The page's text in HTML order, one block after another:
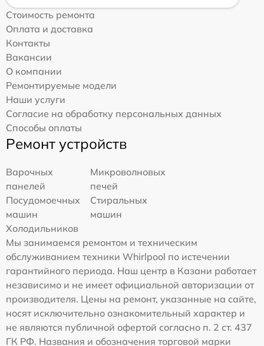
Стоимость ремонта
Оплата и доставка
Контакты
Вакансии
О компании
Ремонтируемые модели
Наши услуги
Согласие на обработку персональных данных
Способы оплаты
Ремонт устройств
Варочных
панелей
Микроволновых
печей
Посудомоечных
машин
Стиральных
машин
Холодильников
Мы занимаемся ремонтом и техническим
обслуживанием техники Whirlpool по истечении
гарантийного периода. Наш центр в Казани работает
независимо и не имеет официальной авторизации от
производителя. Цены на ремонт, указанные на сайте,
носят исключительно ознакомительный характер и
не являются публичной офертой согласно п. 2 ст. 437
ГК РФ. Названия и обозначения торговой марки